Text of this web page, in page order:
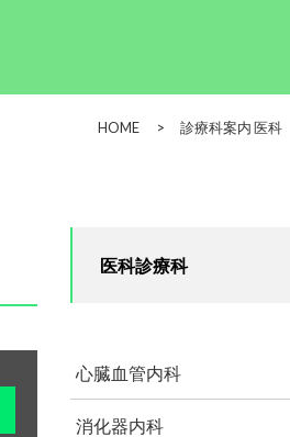
HOME > 診療科案内 医科
医科診療科
心臓血管内科
消化器内科